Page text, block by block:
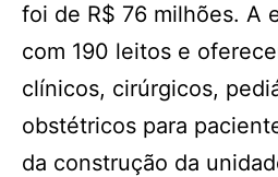
foi de R$ 76 milhões. A
com 190 leitos e
clínicos, cirúrgicos,
obstétricos para
da construção da